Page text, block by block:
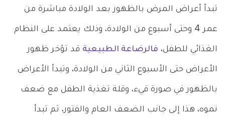
تبدأ أعراض المرض بالظهور بعد الولادة مباشرة من
عمر 4 وحتى أسبوع من الولادة، وذلك يعتمد على النظام
الغذائي للطفل، فالرضاعة الطبيعية قد تؤخر ظهور
الأعراض حتى الأسبوع الثاني من الولادة، وتبدأ الأعراض
بالظهور في صورة قيء، وقلة تغذية الطفل مع ضعف
نموه، هذا إلى جانب الضعف العام والفتور، ثم تبدأ